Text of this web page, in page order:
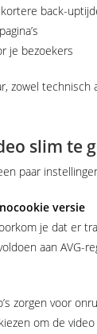
back-
je bezoekers
zowel
slim te
paar
versie
je dat er
aan AVG-
zorgen voor
om de